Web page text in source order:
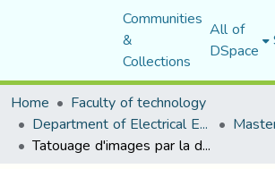
Communities
&
Collections
All of
DSpace
Home
Faculty of technology
Department of Electrical Engineering
Tatouage d'images par la décomposition en valeurs singulières et la transformée en cosinus discrète